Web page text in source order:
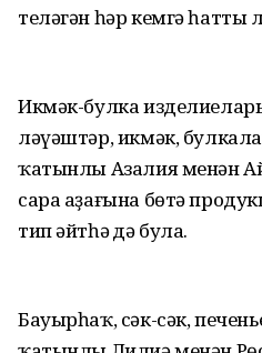
теләгән һәр кемгә һатты
Икмәк-булка
ләүәштәр, икмәк,
ҡатынлы Азалия менән
сара аҙағына бөтә
тип әйтһәң дә була.
Бауырһаҡ, сәк-сәк,